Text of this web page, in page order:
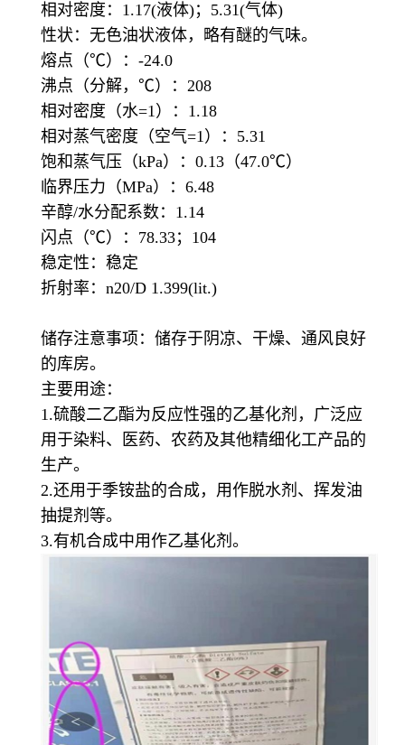
相对密度：1.17(液体)；5.31(气体)
性状：无色油状液体，略有醚的气味。
熔点（℃）：-24.0
沸点（分解，℃）：208
相对密度（水=1）：1.18
相对蒸气密度（空气=1）：5.31
饱和蒸气压（kPa）：0.13（47.0℃）
临界压力（MPa）：6.48
辛醇/水分配系数：1.14
闪点（℃）：78.33；104
稳定性：稳定
折射率：n20/D 1.399(lit.)
储存注意事项：储存于阴凉、干燥、通风良好
的库房。
主要用途：
1.硫酸二乙酯为反应性强的乙基化剂，广泛应
用于染料、医药、农药及其他精细化工产品的
生产。
2.还用于季铵盐的合成，用作脱水剂、挥发油
抽提剂等。
3.有机合成中用作乙基化剂。